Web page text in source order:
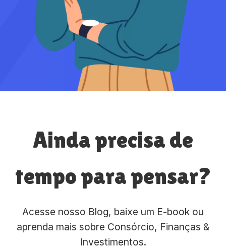
Ainda precisa de
tempo para pensar?
Acesse nosso Blog, baixe um E-book ou
aprenda mais sobre Consórcio, Finanças &
Investimentos.